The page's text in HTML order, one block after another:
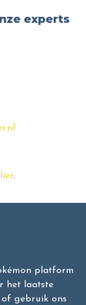
experts
.
platform
het laatste
of gebruik ons